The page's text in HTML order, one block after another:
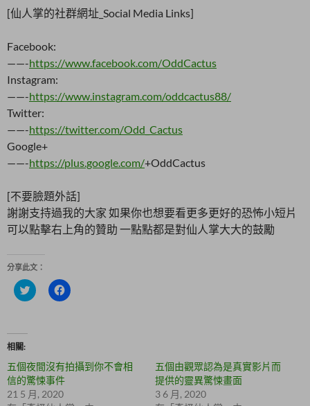
[仙人掌的社群網址_Social Media Links]
Facebook:
——-https://www.facebook.com/OddCactus
Instagram:
——-https://www.instagram.com/oddcactus88/
Twitter:
——-https://twitter.com/Odd_Cactus
Google+
——-https://plus.google.com/+OddCactus
[不要臉題外話]
謝謝支持過我的大家 如果你也想要看更多更好的恐怖小短片
可以點擊右上角的贊助 一點點都是對仙人掌大大的鼓勵
分享此文：
分
享
e
r
(
在
新
按
一
a
c
相關
五個夜間沒有拍攝到你不會相
信的驚悚事件
21 5 月, 2020
五個由觀眾認為是真實影片而
提供的靈異驚悚畫面
3 6 月, 2020